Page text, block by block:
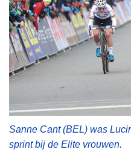
Sanne Cant (BEL) was
sprint bij de Elite vrouwen.